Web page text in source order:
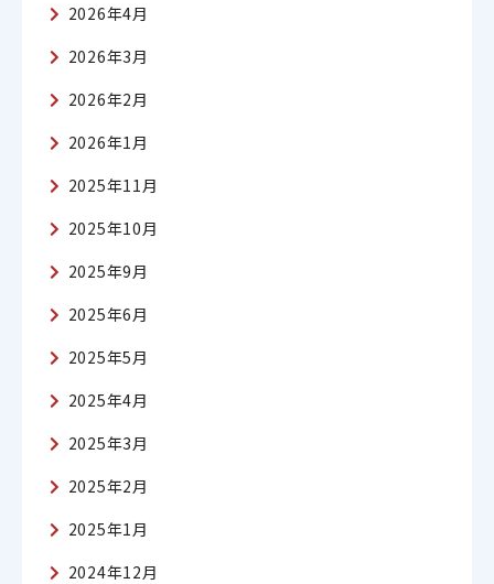
2026年4月
2026年3月
2026年2月
2026年1月
2025年11月
2025年10月
2025年9月
2025年6月
2025年5月
2025年4月
2025年3月
2025年2月
2025年1月
2024年12月